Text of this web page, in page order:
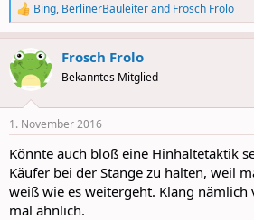
R
e
a
c
t
i
s
Bing, BerlinerBauleiterand Frosch Frolo
Frosch Frolo
Bekanntes Mitglied
1. November 2016
Könnte auch bloß eine Hinhaltetaktik
Käufer bei der Stange zu halten, weil
weiß wie es weitergeht. Klang nämlich
mal ähnlich.